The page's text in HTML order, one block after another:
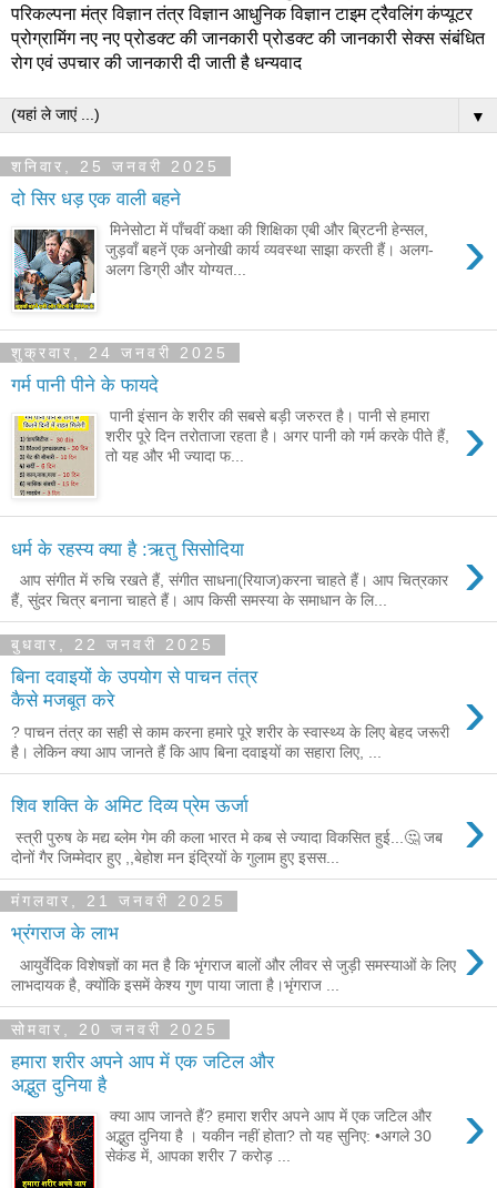
परिकल्पना मंत्र विज्ञान तंत्र विज्ञान आधुनिक विज्ञान टाइम ट्रैवलिंग कंप्यूटर
प्रोग्रामिंग नए नए प्रोडक्ट की जानकारी प्रोडक्ट की जानकारी सेक्स संबंधित
रोग एवं उपचार की जानकारी दी जाती है धन्यवाद
▼
शनिवार, 25 जनवरी 2025
दो सिर धड़ एक वाली बहने
›
मिनेसोटा में पाँचवीं कक्षा की शिक्षिका एबी और ब्रिटनी हेन्सल,
जुड़वाँ बहनें एक अनोखी कार्य व्यवस्था साझा करती हैं। अलग-
अलग डिग्री और योग्यत...
शुक्रवार, 24 जनवरी 2025
गर्म पानी पीने के फायदे
›
पानी इंसान के शरीर की सबसे बड़ी जरुरत है। पानी से हमारा
शरीर पूरे दिन तरोताजा रहता है। अगर पानी को गर्म करके पीते हैं,
तो यह और भी ज्यादा फ...
धर्म के रहस्य क्या है :ऋतु सिसोदिया ›
आप संगीत में रुचि रखते हैं, संगीत साधना(रियाज)करना चाहते हैं। आप चित्रकार
हैं, सुंदर चित्र बनाना चाहते हैं। आप किसी समस्या के समाधान के लि...
बुधवार, 22 जनवरी 2025
बिना दवाइयों के उपयोग से पाचन तंत्र
कैसे मजबूत करे
›
? पाचन तंत्र का सही से काम करना हमारे पूरे शरीर के स्वास्थ्य के लिए बेहद जरूरी
है। लेकिन क्या आप जानते हैं कि आप बिना दवाइयों का सहारा लिए, ...
शिव शक्ति के अमिट दिव्य प्रेम ऊर्जा ›
स्त्री पुरुष के मद्य ब्लेम गेम की कला भारत मे कब से ज्यादा विकसित हुई...🤔 जब
दोनों गैर जिम्मेदार हुए ,,बेहोश मन इंद्रियों के गुलाम हुए इसस...
मंगलवार, 21 जनवरी 2025
भ्रंगराज के लाभ ›
आयुर्वेदिक विशेषज्ञों का मत है कि भृंगराज बालों और लीवर से जुड़ी समस्याओं के लिए
लाभदायक है, क्योंकि इसमें केश्य गुण पाया जाता है।भृंगराज ...
सोमवार, 20 जनवरी 2025
हमारा शरीर अपने आप में एक जटिल और
अद्भुत दुनिया है
›
क्या आप जानते हैं? हमारा शरीर अपने आप में एक जटिल और
अद्भुत दुनिया है । यकीन नहीं होता? तो यह सुनिए: •अगले 30
सेकंड में, आपका शरीर 7 करोड़ ...